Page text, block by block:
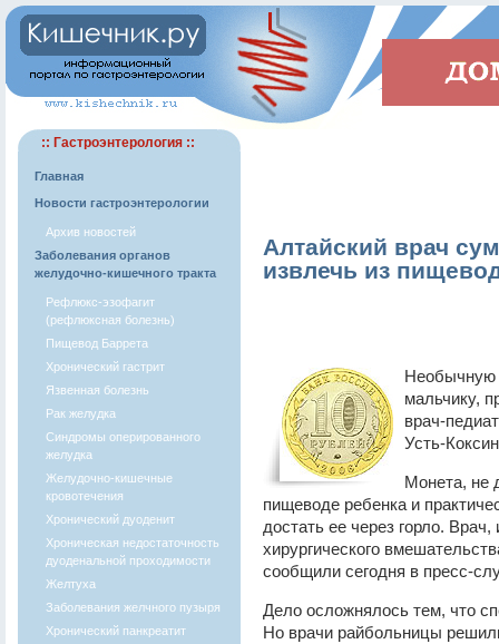
:: Гастроэнтерология ::
Главная
Новости гастроэнтерологии
Архив новостей
Заболевания органов
желудочно-кишечного тракта
Рефлюкс-эзофагит
(рефлюксная болезнь)
Пищевод Баррета
Хронический гастрит
Язвенная болезнь
Рак желудка
Синдромы оперированного
желудка
Желудочно-кишечные
кровотечения
Хронический дуоденит
Хроническая недостаточность
дуоденальной проходимости
Желтуха
Заболевания желчного пузыря
Хронический панкреатит
Алтайский врач
извлечь из
Необычную
мальчику,
врач-
Усть-
Монета, не
пищеводе ребенка и
достать ее через горло.
хирургического
сообщили сегодня в пресс-
Дело осложнялось тем, что
Но врачи райбольницы